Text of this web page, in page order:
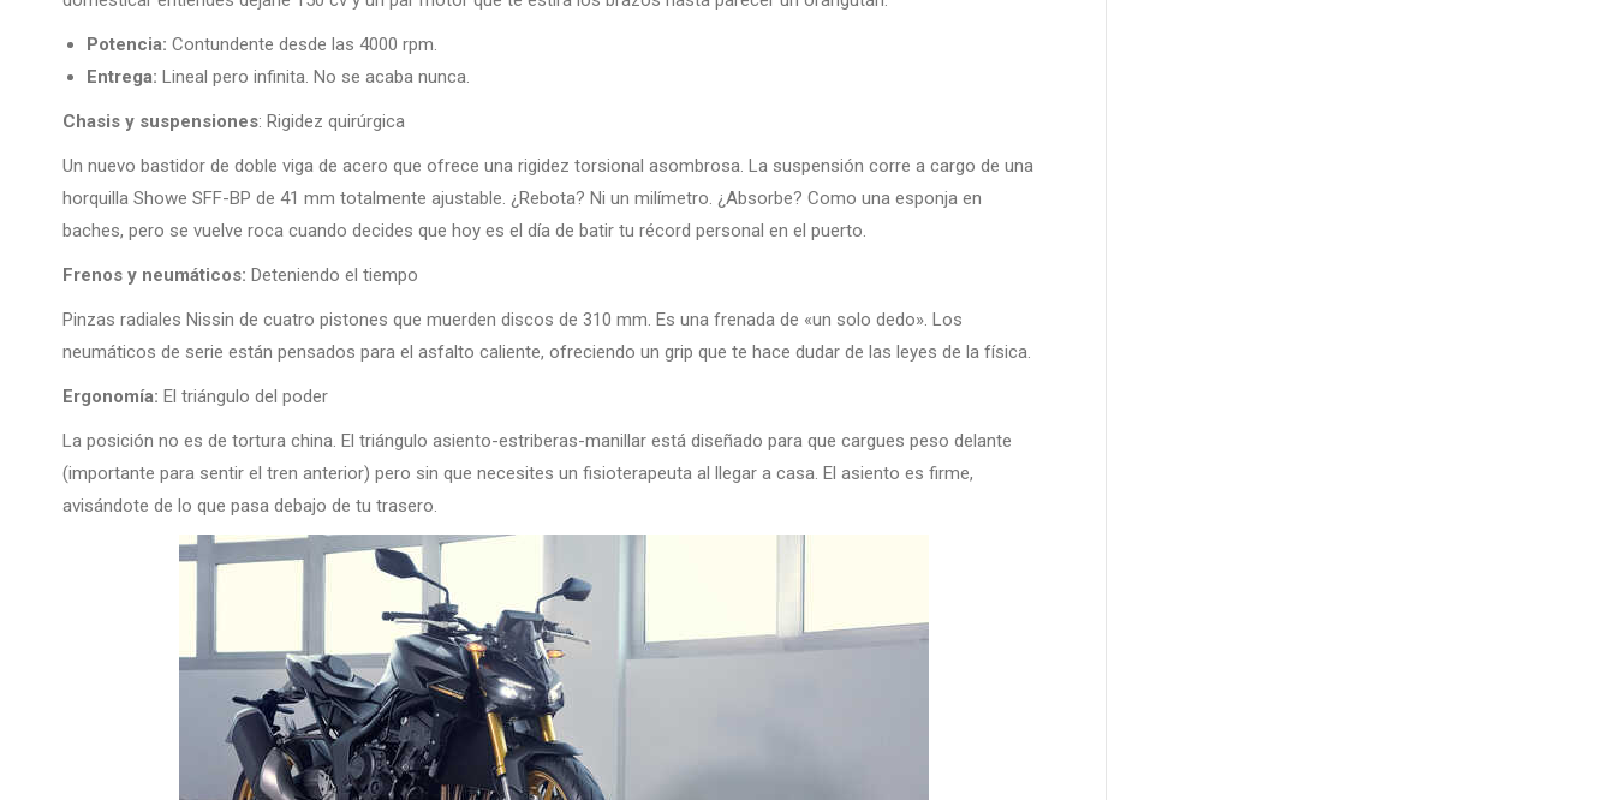
Potencia: Contundente desde las 4000 rpm.
Entrega: Lineal pero infinita. No se acaba nunca.
Chasis y suspensiones: Rigidez quirúrgica
Un nuevo bastidor de doble viga de acero que ofrece una rigidez torsional asombrosa. La suspensión corre a cargo de una
horquilla Showe SFF-BP de 41 mm totalmente ajustable. ¿Rebota? Ni un milímetro. ¿Absorbe? Como una esponja en
baches, pero se vuelve roca cuando decides que hoy es el día de batir tu récord personal en el puerto.
Frenos y neumáticos: Deteniendo el tiempo
Pinzas radiales Nissin de cuatro pistones que muerden discos de 310 mm. Es una frenada de «un solo dedo». Los
neumáticos de serie están pensados para el asfalto caliente, ofreciendo un grip que te hace dudar de las leyes de la física.
Ergonomía: El triángulo del poder
La posición no es de tortura china. El triángulo asiento-estriberas-manillar está diseñado para que cargues peso delante
(importante para sentir el tren anterior) pero sin que necesites un fisioterapeuta al llegar a casa. El asiento es firme,
avisándote de lo que pasa debajo de tu trasero.